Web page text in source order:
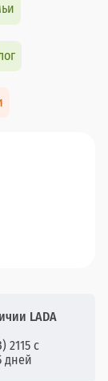
LADA
2115 с
дней